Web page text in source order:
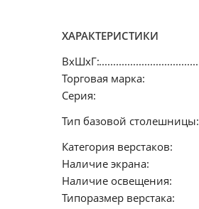
ХАРАКТЕРИСТИКИ
ВхШхГ:
Торговая марка:
Серия:
Тип базовой столешницы:
Категория верстаков:
Наличие экрана:
Наличие освещения:
Типоразмер верстака: